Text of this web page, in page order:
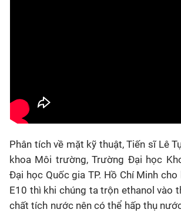
Phân tích về mặt kỹ thuật, Tiến sĩ Lê
khoa Môi trường, Trường Đại học
Đại học Quốc gia TP. Hồ Chí Minh
E10 thì khi chúng ta trộn ethanol vào
chất tích nước nên có thể hấp thụ